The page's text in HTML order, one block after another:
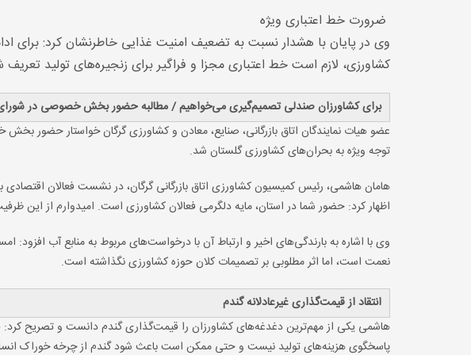
ضرورت خط اعتباری ویژه
وی در پایان با هشدار نسبت به تضعیف امنیت غذایی خاطرنشان کرد:
کشاورزی، لازم است خط اعتباری مجزا و فراگیر برای زنجیره‌های تولید
برای کشاورزان صندلی تصمیم‌گیری می‌خواهیم / مطالبه حضور بخش خصوصی در
عضو هیات نمایندگان اتاق بازرگانی، صنایع، معادن و کشاورزی گرگان خواستار حضور
توجه ویژه به بحران‌های کشاورزی گلستان شد.
هامان هاشمی، رئیس کمیسیون کشاورزی اتاق بازرگانی گرگان، در نشست فعالان
اظهار کرد: حضور شما در استان، مایه دلگرمی فعالان کشاورزی است. امیدوارم از این
وی با اشاره به بارندگی‌های اخیر و ارتباط آن با درخواست‌های مربوط به منابع آب
نعمت است، اما اثر مطلوبی بر تصمیمات کلان حوزه کشاورزی نگذاشته است.
انتقاد از قیمت‌گذاری غیرعادلانه گندم
هاشمی یکی از مهم‌ترین دغدغه‌های کشاورزان را قیمت‌گذاری گندم دانست و تصریح کرد:
پاسخگوی هزینه‌های تولید نیست و حتی ممکن است باعث شود گندم از چرخه خوراک